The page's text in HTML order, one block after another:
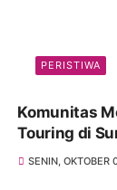
PERISTIWA
Komunitas
Touring di
SENIN, OKTOBER